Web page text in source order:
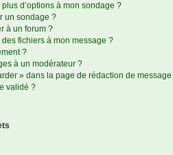
d’options à mon sondage ?
un sondage ?
à un forum ?
fichiers à mon message ?
?
à un modérateur ?
» dans la page de rédaction de message
validé ?